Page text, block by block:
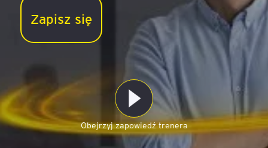
Zapisz się
Obejrzyj zapowiedź trenera
Change Management – Zarządzanie zmianą